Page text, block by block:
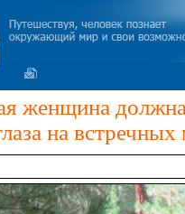
женщина
на